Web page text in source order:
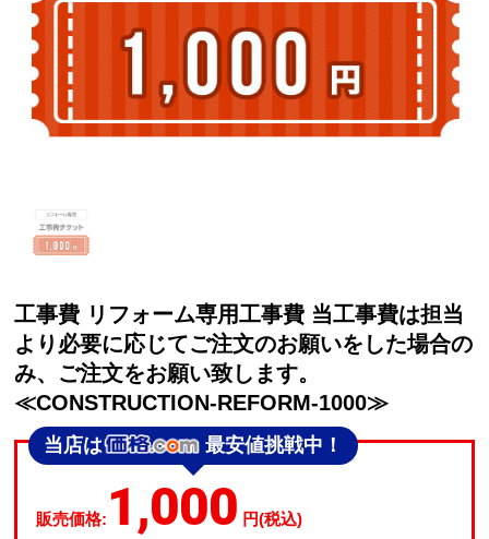
工事費 リフォーム専用工事費 当工事費は担当
より必要に応じてご注文のお願いをした場合の
み、ご注文をお願い致します。
≪CONSTRUCTION-REFORM-1000≫
当店は 最安値挑戦中！
販売価格: 1,000 円(税込)